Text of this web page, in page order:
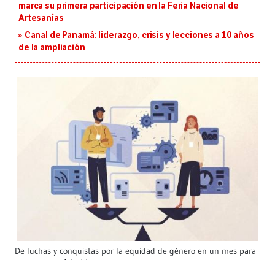
marca su primera participación en la Feria Nacional de
Artesanías
Canal de Panamá: liderazgo, crisis y lecciones a 10 años
de la ampliación
De luchas y conquistas por la equidad de género en un mes para